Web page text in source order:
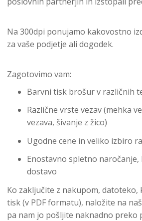
Na 300dpi ponujamo kakovostno
za vaše podjetje ali dogodek.
Zagotovimo vam:
Barvni tisk brošur v različnih
Različne vrste vezav (mehka
vezava, šivanje z žico)
Ugodne cene in veliko izbiro
Enostavno spletno
dostavo
Ko zaključite z nakupom, datoteko,
tisk (v PDF formatu), naložite na
pa nam jo pošljite naknadno preko